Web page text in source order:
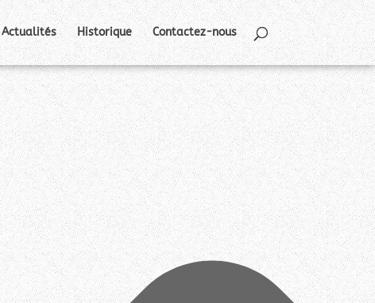
Actualités Historique Contactez-nous